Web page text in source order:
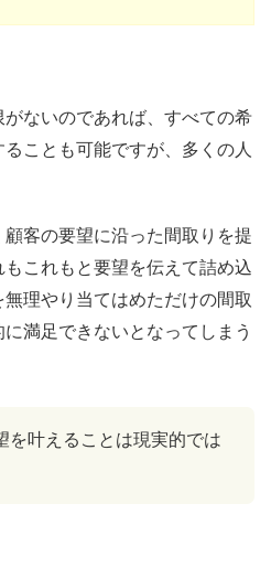
ないのであれば、すべての希
ことも可能ですが、多くの人
客の要望に沿った間取りを提
これもと要望を伝えて詰め込
理やり当てはめただけの間取
満足できないとなってしまう
を叶えることは現実的では